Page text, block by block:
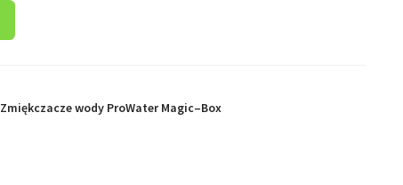
Zmiękczacze wody ProWater Magic–Box